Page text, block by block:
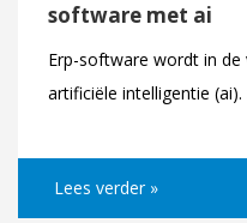
software met ai
Erp-software wordt in
artificiële intelligentie
Lees verder »